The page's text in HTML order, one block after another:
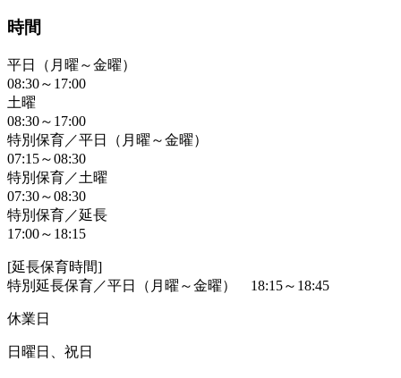
時間
平日（月曜～金曜）
08:30～17:00
土曜
08:30～17:00
特別保育／平日（月曜～金曜）
07:15～08:30
特別保育／土曜
07:30～08:30
特別保育／延長
17:00～18:15
[延長保育時間]
特別延長保育／平日（月曜～金曜） 18:15～18:45
休業日
日曜日、祝日